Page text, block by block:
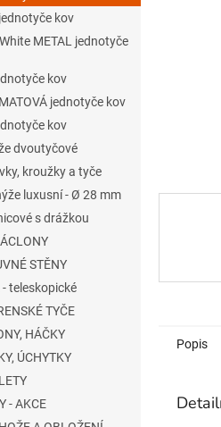
kov
METAL jednotyče
kov
jednotyče kov
kov
dvoutyčové
kroužky a tyče
luxusní - Ø 28 mm
s drážkou
STĚNY
- teleskopické
TYČE
HÁČKY
ÚCHYTKY
- AKCE
Popis